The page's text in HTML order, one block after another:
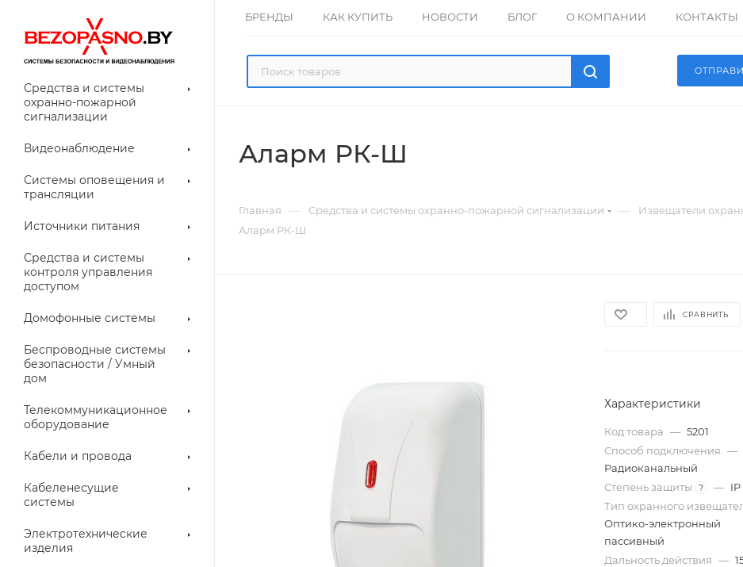
БРЕНДЫ КАК КУПИТЬ НОВОСТИ БЛОГ О КОМПАНИИ КОНТАКТЫ
Средства и системы
охранно-пожарной
сигнализации
Видеонаблюдение
для
Системы оповещения и
трансляции
указатели (табло)
Источники питания
Средства и системы
контроля управления
доступом
Домофонные системы
Беспроводные системы
безопасности / Умный
дом
Телекоммуникационное
оборудование
Кабели и провода
Кабеленесущие
системы
Электротехнические
изделия
Аларм РК-Ш
Главная — Средства и системы охранно-пожарной сигнализации — Извещатели
Аларм РК-Ш
СРАВНИТЬ
Характеристики
Код товара — 5201
Способ подключения —
Радиоканальный
Степень защиты
? — IP
Тип охранного
Оптико-электронный
пассивный
Дальность действия —